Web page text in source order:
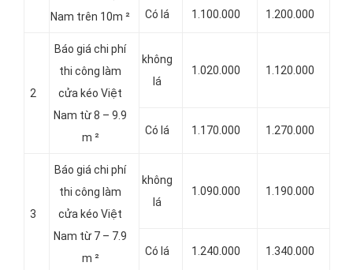
Nam trên 10m ²
Có lá 1.100.000 1.200.000
2
Báo giá chi phí
thi công làm
cửa kéo Việt
Nam từ 8 – 9.9
m ²
không
lá
1.020.000 1.120.000
Có lá 1.170.000 1.270.000
3
Báo giá chi phí
thi công làm
cửa kéo Việt
Nam từ 7 – 7.9
m ²
không
lá
1.090.000 1.190.000
Có lá 1.240.000 1.340.000